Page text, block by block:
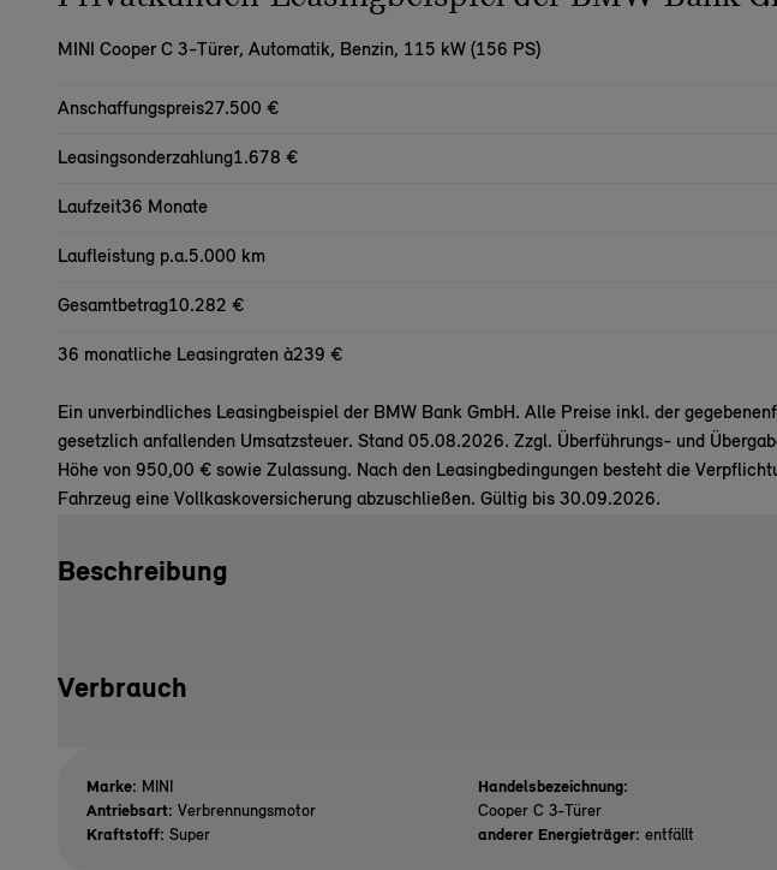
MINI Cooper C 3-Türer, Automatik, Benzin, 115 kW (156 PS)
Anschaffungspreis27.500 €
Leasingsonderzahlung1.678 €
Laufzeit36 Monate
Laufleistung p.a.5.000 km
Gesamtbetrag10.282 €
36 monatliche Leasingraten à239 €
Ein unverbindliches Leasingbeispiel der BMW Bank GmbH. Alle Preise inkl. der
gesetzlich anfallenden Umsatzsteuer. Stand 05.08.2026. Zzgl. Überführungs- und
Höhe von 950,00 € sowie Zulassung. Nach den Leasingbedingungen besteht die
Fahrzeug eine Vollkaskoversicherung abzuschließen. Gültig bis 30.09.2026.
Beschreibung
Verbrauch
Marke: MINI
Antriebsart: Verbrennungsmotor
Kraftstoff: Super
Handelsbezeichnung:
Cooper C 3-Türer
anderer Energieträger: entfällt